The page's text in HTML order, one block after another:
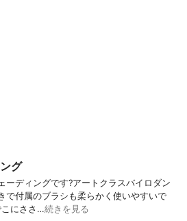
グ
ーディングです?アートクラスバイロダン
で付属のブラシも柔らかく使いやすいで
こにささ…続きを見る